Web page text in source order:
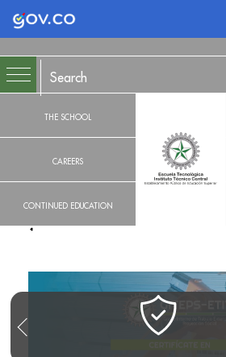
Logo Gobierno de Colombia
THE SCHOOL
CAREERS
CONTINUED EDUCATION